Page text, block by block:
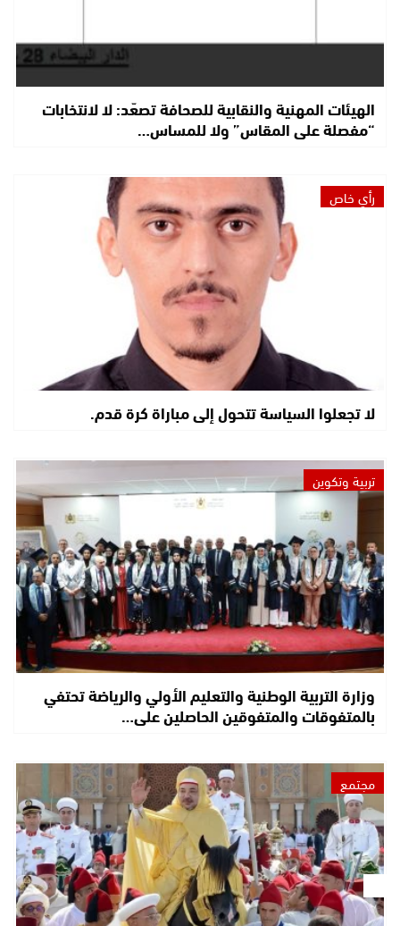
الهيئات المهنية والنقابية للصحافة تصعّد: لا لانتخابات
“مفصلة على المقاس” ولا للمساس…
رأي خاص
لا تجعلوا السياسة تتحول إلى مباراة كرة قدم.
تربية وتكوين
وزارة التربية الوطنية والتعليم الأولي والرياضة تحتفي
بالمتفوقات والمتفوقين الحاصلين على…
مجتمع